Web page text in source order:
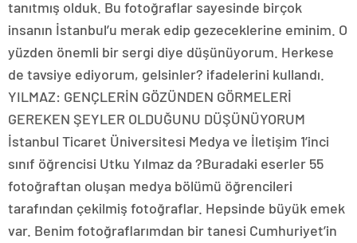
tanıtmış olduk. Bu fotoğraflar sayesinde birçok
insanın İstanbul’u merak edip gezeceklerine eminim. O
yüzden önemli bir sergi diye düşünüyorum. Herkese
de tavsiye ediyorum, gelsinler? ifadelerini kullandı.
YILMAZ: GENÇLERİN GÖZÜNDEN GÖRMELERİ
GEREKEN ŞEYLER OLDUĞUNU DÜŞÜNÜYORUM
İstanbul Ticaret Üniversitesi Medya ve İletişim 1’inci
sınıf öğrencisi Utku Yılmaz da ?Buradaki eserler 55
fotoğraftan oluşan medya bölümü öğrencileri
tarafından çekilmiş fotoğraflar. Hepsinde büyük emek
var. Benim fotoğraflarımdan bir tanesi Cumhuriyet’in